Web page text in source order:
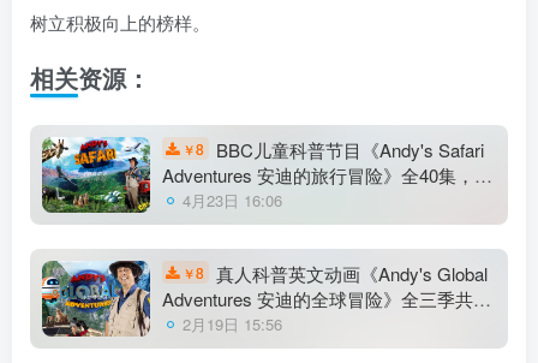
树立积极向上的榜样。
相关资源：
￥8
BBC儿童科普节目《Andy's Safari
Adventures 安迪的旅行冒险》全40集，
1080P高清视频带英文字幕，百度云网盘
下载！
4月23日 16:06
￥8 真人科普英文动画《Andy's Global
Adventures 安迪的全球冒险》全三季共45
集，1080P高清视频带英文字幕，百度云
网盘下载！
2月19日 15:56